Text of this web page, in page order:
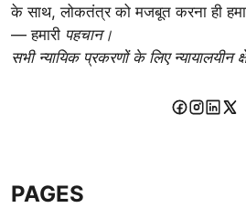
के साथ, लोकतंत्र को मजबूत करना ही
— हमारी पहचान।
सभी न्यायिक प्रकरणों के लिए न्यायालयीन
PAGES